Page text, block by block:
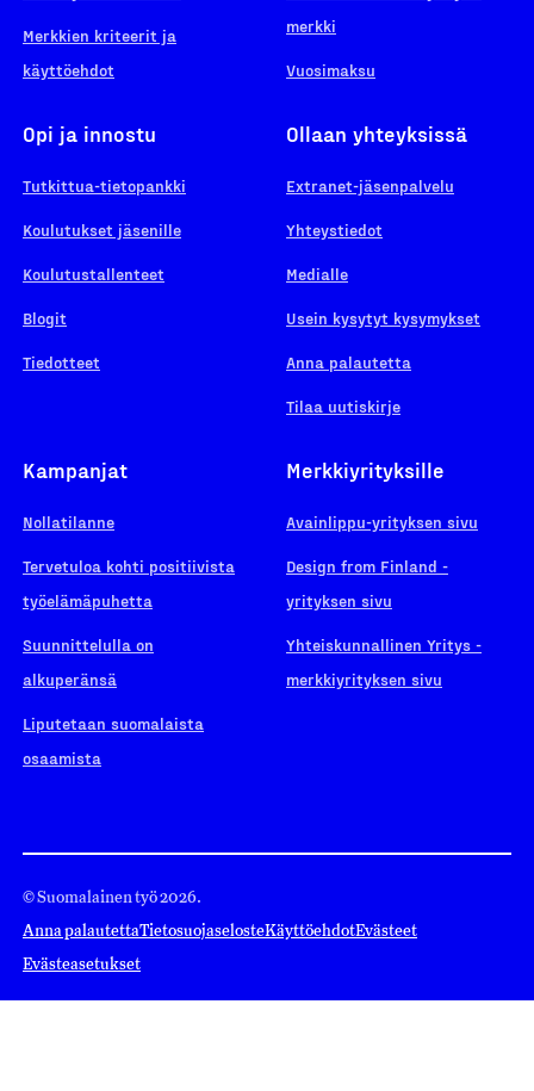
Merkkien kriteerit ja
käyttöehdot
merkki
Vuosimaksu
Opi ja innostu
Tutkittua-tietopankki
Koulutukset jäsenille
Koulutustallenteet
Blogit
Tiedotteet
Ollaan yhteyksissä
Extranet-jäsenpalvelu
Yhteystiedot
Medialle
Usein kysytyt kysymykset
Anna palautetta
Tilaa uutiskirje
Kampanjat
Nollatilanne
Tervetuloa kohti positiivista
työelämäpuhetta
Suunnittelulla on
alkuperänsä
Liputetaan suomalaista
osaamista
Merkkiyrityksille
Avainlippu-yrityksen sivu
Design from Finland -
yrityksen sivu
Yhteiskunnallinen Yritys -
merkkiyrityksen sivu
© Suomalainen työ 2026.
Anna palautettaTietosuojaselosteKäyttöehdotEvästeet
Evästeasetukset